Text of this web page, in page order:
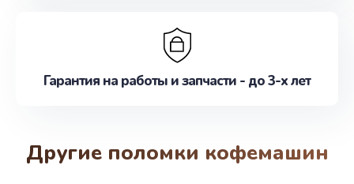
Гарантия на работы и запчасти - до 3-х лет
Другие поломки кофемашин